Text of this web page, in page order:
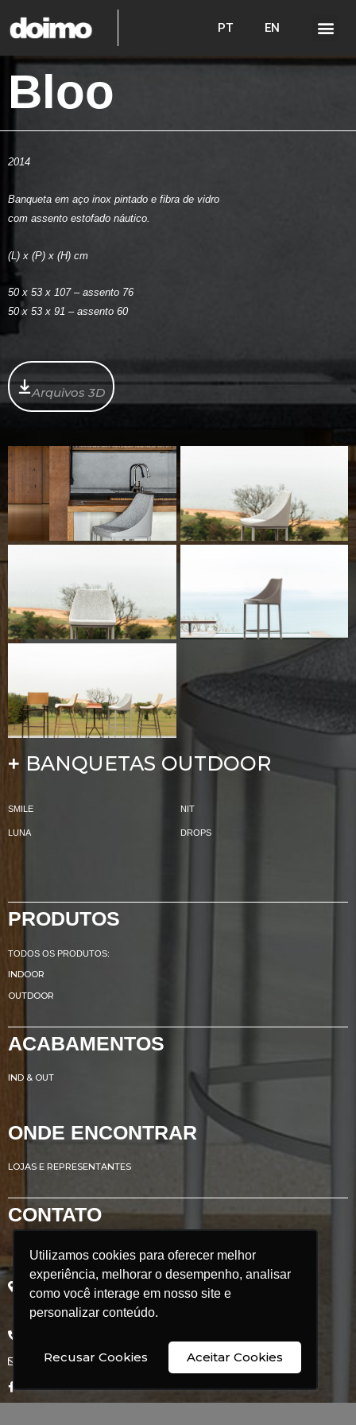
Utilizamos cookies para oferecer melhor
experiência, melhorar o desempenho, analisar
como você interage em nosso site e
personalizar conteúdo.
Recusar Cookies Aceitar Cookies
Utilizamos cookies para oferecer melhor
experiência, melhorar o desempenho, analisar
como você interage em nosso site e
personalizar conteúdo.
Recusar Cookies Aceitar Cookies
PT EN
Bloo
2014
Banqueta em aço inox pintado e fibra de vidro
com assento estofado náutico.
(L) x (P) x (H) cm
50 x 53 x 107 – assento 76
50 x 53 x 91 – assento 60
Arquivos 3D
+ BANQUETAS OUTDOOR
SMILE NIT
LUNA DROPS
PRODUTOS
TODOS OS PRODUTOS:
INDOOR
OUTDOOR
ACABAMENTOS
IND & OUT
ONDE ENCONTRAR
LOJAS E REPRESENTANTES
CONTATO
Avenida Renato Azeredo, 435
Ribeirão das Neves - MG
Brasil
CEP: 33.880.302
comercial@doimobrasil.com.br